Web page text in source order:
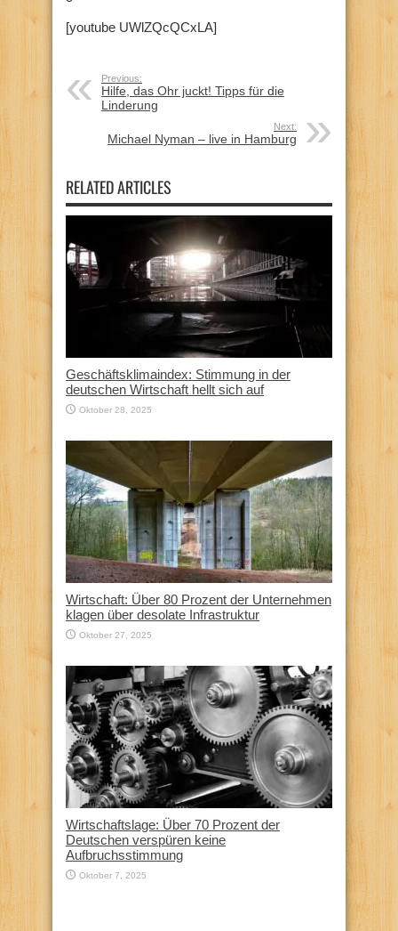
[youtube UWlZQcQCxLA]
Previous:
Hilfe, das Ohr juckt! Tipps für die
Linderung
Next:
Michael Nyman – live in Hamburg
RELATED ARTICLES
Geschäftsklimaindex: Stimmung in der
deutschen Wirtschaft hellt sich auf
Oktober 28, 2025
Wirtschaft: Über 80 Prozent der Unternehmen
klagen über desolate Infrastruktur
Oktober 27, 2025
Wirtschaftslage: Über 70 Prozent der
Deutschen verspüren keine
Aufbruchsstimmung
Oktober 7, 2025